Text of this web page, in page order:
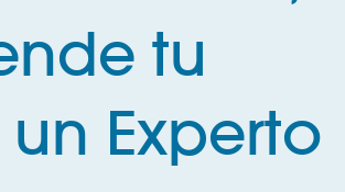
tu
Experto